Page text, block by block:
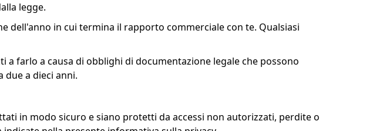
legge.
dell'anno in cui termina il rapporto commerciale con te. Qualsiasi
farlo a causa di obblighi di documentazione legale che possono
due a dieci anni.
in modo sicuro e siano protetti da accessi non autorizzati, perdite o